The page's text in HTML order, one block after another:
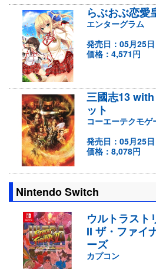
らぶおぶ恋愛
エンターグラム
発売日：05月25日
価格：4,571円
三國志13
ット
コーエーテクモゲ
発売日：05月25日
価格：8,078円
Nintendo Switch
ウルトラスト
II ザ・ファイ
ーズ
カプコン